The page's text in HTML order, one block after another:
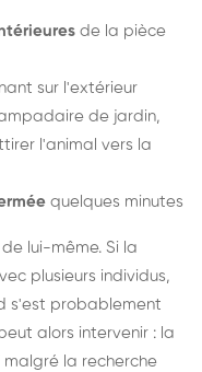
de la pièce
sur l'extérieur
de jardin,
l'animal vers la
quelques minutes
lui-même. Si la
plusieurs individus,
s'est probablement
alors intervenir : la
malgré la recherche